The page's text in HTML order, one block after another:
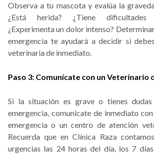
Observa a tu mascota y evalúa la
¿Está herida? ¿Tiene dificultades
¿Experimenta un dolor intenso?
emergencia te ayudará a decidir si
veterinaria de inmediato.
Paso 3: Comunícate con un Veterinario
Si la situación es grave o tienes
emergencia, comunícate de inmediato
emergencia o un centro de atención
Recuerda que en Clínica Raza
urgencias las 24 horas del día, los 7